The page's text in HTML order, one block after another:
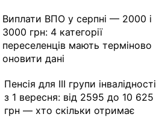
Виплати ВПО у серпні — 2000 і
3000 грн: 4 категорії
переселенців мають терміново
оновити дані
Пенсія для III групи інвалідності
з 1 вересня: від 2595 до 10 625
грн — хто скільки отримає